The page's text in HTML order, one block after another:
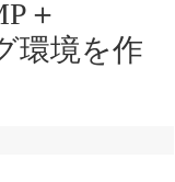
＋
環境を作